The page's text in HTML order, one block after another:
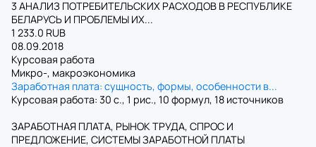
3 АНАЛИЗ ПОТРЕБИТЕЛЬСКИХ РАСХОДОВ В РЕСПУБЛИКЕ
БЕЛАРУСЬ И ПРОБЛЕМЫ ИХ...
1 233.0 RUB
08.09.2018
Курсовая работа
Микро-, макроэкономика
Заработная плата: сущность, формы, особенности в...
Курсовая работа: 30 с., 1 рис., 10 формул, 18 источников
ЗАРАБОТНАЯ ПЛАТА, РЫНОК ТРУДА, СПРОС И
ПРЕДЛОЖЕНИЕ, СИСТЕМЫ ЗАРАБОТНОЙ ПЛАТЫ